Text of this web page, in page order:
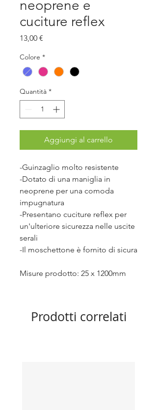
neoprene e
cuciture reflex
13,00 €
Colore *
Quantità *
Aggiungi al carrello
-Guinzaglio molto resistente
-Dotato di una maniglia in
neoprene per una comoda
impugnatura
-Presentano cuciture reflex per
un'ulteriore sicurezza nelle uscite
serali
-Il moschettone è fornito di sicura
Misure prodotto: 25 x 1200mm
Prodotti correlati